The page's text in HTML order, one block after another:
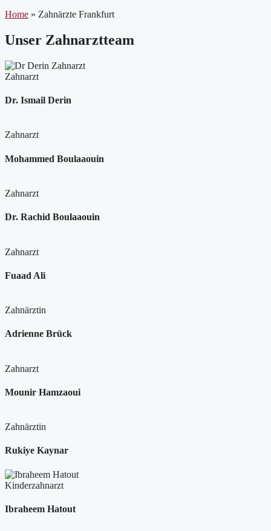
Home » Zahnärzte Frankfurt
Unser Zahnarztteam
Zahnarzt
Dr. Ismail Derin
Zahnarzt
Mohammed Boulaaouin
Zahnarzt
Dr. Rachid Boulaaouin
Zahnarzt
Fuaad Ali
Zahnärztin
Adrienne Brück
Zahnarzt
Mounir Hamzaoui
Zahnärztin
Rukiye Kaynar
Kinderzahnarzt
Ibraheem Hatout